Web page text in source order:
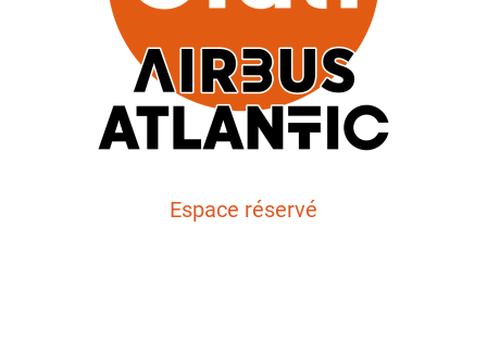
Espace réservé